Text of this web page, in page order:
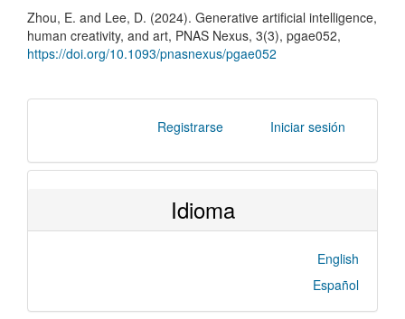
Zhou, E. and Lee, D. (2024). Generative artificial intelligence,
human creativity, and art, PNAS Nexus, 3(3), pgae052,
https://doi.org/10.1093/pnasnexus/pgae052
Registrarse Iniciar sesión
Idioma
English
Español